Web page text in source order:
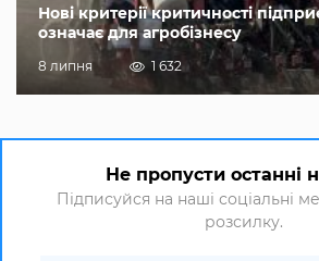
Нові критерії критичності
означає для агробізнесу
8 липня 1 632
Не пропусти останні
Підписуйся на наші соціальні
розсилку.